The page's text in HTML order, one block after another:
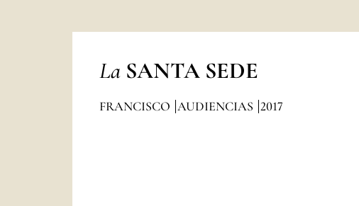
La SANTA SEDE
FRANCISCO AUDIENCIAS 2017